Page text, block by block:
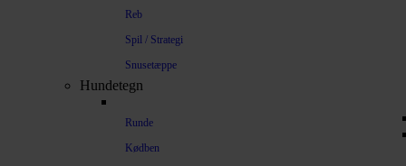
Reb
Spil / Strategi
Snusetæppe
Hundetegn
Runde
Kødben